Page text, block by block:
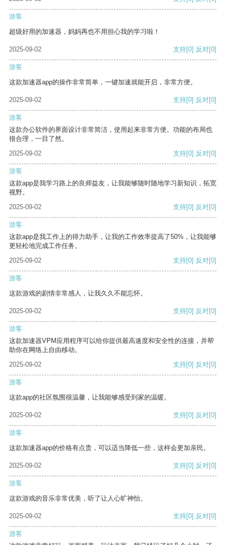
游客
超级好用的加速器，妈妈再也不用担心我的学习啦！
2025-09-02 支持[0] 反对[0]
游客
这款加速器app的操作非常简单，一键加速就能开启，非常方便。
2025-09-02 支持[0] 反对[0]
游客
这款办公软件的界面设计非常简洁，使用起来非常方便。功能的布局也
很合理，一目了然。
2025-09-02
支持[0] 反对[0]
游客
这款app是我学习路上的良师益友，让我能够随时随地学习新知识，拓宽
视野。
2025-09-02
支持[0] 反对[0]
游客
这款app是我工作上的得力助手，让我的工作效率提高了50%，让我能够
更轻松地完成工作任务。
2025-09-02
支持[0] 反对[0]
游客
这款游戏的剧情非常感人，让我久久不能忘怀。
2025-09-02 支持[0] 反对[0]
游客
这款加速器VPM应用程序可以给你提供最高速度和安全性的连接，并帮
助你在网络上自由移动。
2025-09-02
支持[0] 反对[0]
游客
这款app的社区氛围很温馨，让我能够感受到家的温暖。
2025-09-02 支持[0] 反对[0]
游客
这款加速器app的价格有点贵，可以适当降低一些，这样会更加亲民。
2025-09-02 支持[0] 反对[0]
游客
这款游戏的音乐非常优美，听了让人心旷神怡。
2025-09-02 支持[0] 反对[0]
游客